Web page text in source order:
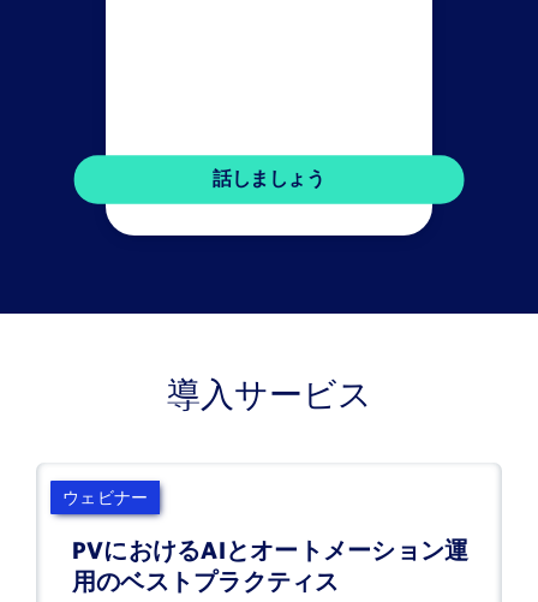
導入サービス
ウェビナー
PVにおけるAIとオートメーション運
用のベストプラクティス